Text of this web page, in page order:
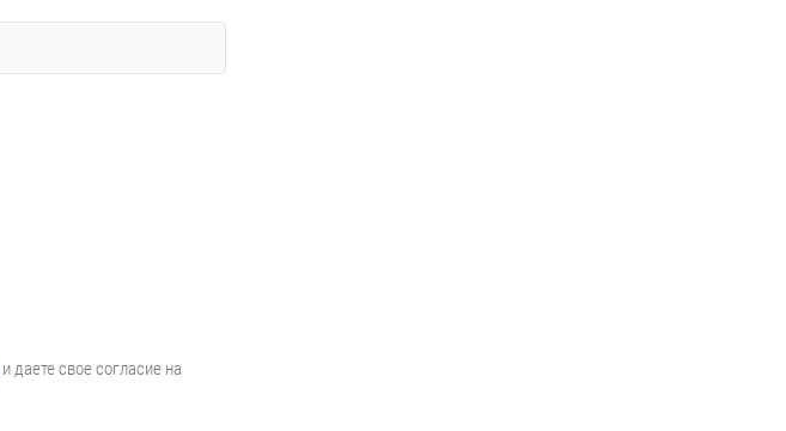
и даете свое согласие на